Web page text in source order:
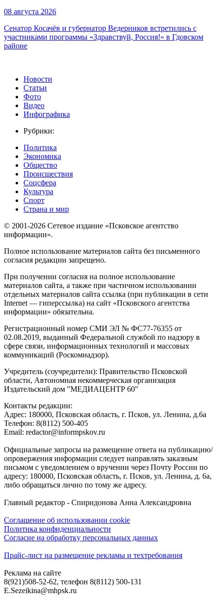
08 августа 2026
Сенатор Косачёв и губернатор Ведерников встретились с
участниками программы «Здравствуй, Россия!» в Гдовском
районе
Новости
Статьи
Фото
Видео
Инфографика
Рубрики:
Политика
Экономика
Общество
Происшествия
Соцсфера
Культура
Спорт
Страна и мир
© 2001-2026 Сетевое издание «Псковское агентство
информации».
Полное использование материалов сайта без письменного
согласия редакции запрещено.
При получении согласия на полное использование
материалов сайта, а также при частичном использовании
отдельных материалов сайта ссылка (при публикации в сети
Internet — гиперссылка) на сайт «Псковского агентства
информации» обязательна.
Регистрационный номер СМИ ЭЛ № ФС77-76355 от
02.08.2019, выданный Федеральной службой по надзору в
сфере связи, информационных технологий и массовых
коммуникаций (Роскомнадзор).
Учредитель (соучредители): Правительство Псковской
области, Автономная некоммерческая организация
Издательский дом "МЕДИАЦЕНТР 60"
Контакты редакции:
Адреc: 180000, Псковская область, г. Псков, ул. Ленина, д.6а
Телефон: 8(8112) 500-405
Email: redactor@informpskov.ru
Официальные запросы на размещение ответа на публикацию/
опровержения информации следует направлять заказным
письмом с уведомлением о вручении через Почту России по
адресу: 180000, Псковская область, г. Псков, ул. Ленина, д. 6а,
либо обращаться лично по тому же адресу.
Главный редактор - Спиридонова Анна Александровна
Соглашение об использовании cookie
Политика конфиденциальности
Согласие на обработку персональных данных
Прайс-лист на размещение рекламы и техтребования
Реклама на сайте
8(921)508-52-62, телефон 8(8112) 500-131
E.Sezeikina@mhpsk.ru